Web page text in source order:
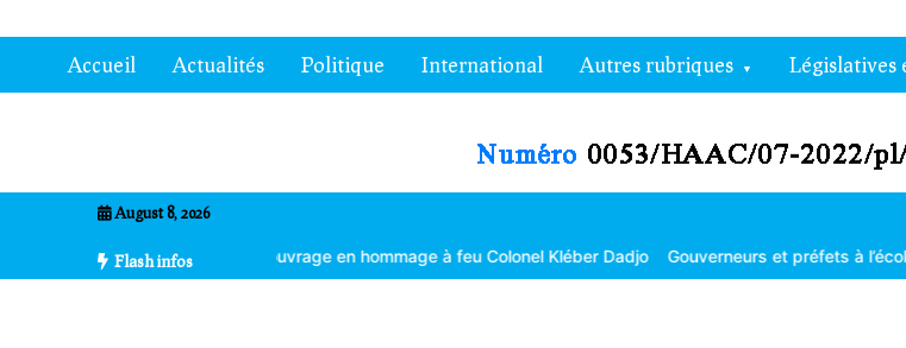
au
contenuAccueil Actualités Politique International Autres rubriques Législatives
August 8, 2026
Flash infos
Un ouvrage en hommage à feu Colonel Kléber Dadjo Gouverneurs et préfets à l’école de la gouvernance